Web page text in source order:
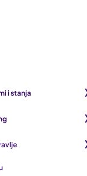
i stanja
i mokraćni sustav
sustavsve iz kategorije
Color